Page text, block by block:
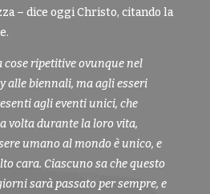
– dice oggi Christo, citando la
cose ripetitive ovunque nel
alle biennali, ma agli esseri
agli eventi unici, che
volta durante la loro vita,
umano al mondo è unico, e
cara. Ciascuno sa che questo
sarà passato per sempre, e